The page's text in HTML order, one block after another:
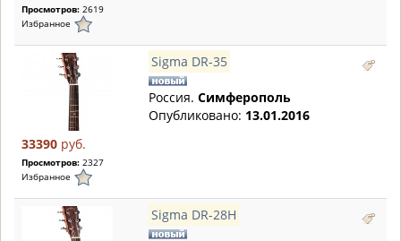
Просмотров: 2619
Избранное
33390 руб.
Просмотров: 2327
Избранное
Sigma DR-35
Россия. Симферополь
Опубликовано: 13.01.2016
Sigma DR-28H